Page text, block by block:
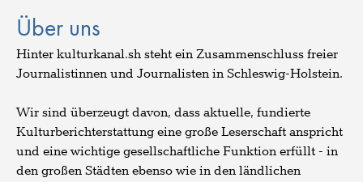
Über uns
Hinter kulturkanal.sh steht ein Zusammenschluss freier
Journalistinnen und Journalisten in Schleswig-Holstein.
Wir sind überzeugt davon, dass aktuelle, fundierte
Kulturberichterstattung eine große Leserschaft anspricht
und eine wichtige gesellschaftliche Funktion erfüllt - in
den großen Städten ebenso wie in den ländlichen